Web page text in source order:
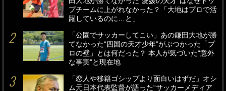
プチームに上がれなかった？「大地はプロで活
躍しているのに…と」
「公園でサッカーしてこい」あの鎌田大地が勝
てなかった“四国の天才少年”がぶつかった「プ
ロの壁」とは何だった？ 本人が気づいた“意外
な事実”と現在地
「恋人や移籍ゴシップより面白いはずだ」オシ
ム元日本代表監督が語った“サッカーメディア